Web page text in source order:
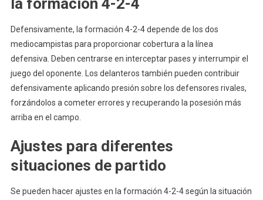
Defensivamente, la formación 4-2-4 depende de los dos
mediocampistas para proporcionar cobertura a la línea
defensiva. Deben centrarse en interceptar pases y interrumpir el
juego del oponente. Los delanteros también pueden contribuir
defensivamente aplicando presión sobre los defensores rivales,
forzándolos a cometer errores y recuperando la posesión más
arriba en el campo.
Ajustes para diferentes
situaciones de partido
Se pueden hacer ajustes en la formación 4-2-4 según la situación